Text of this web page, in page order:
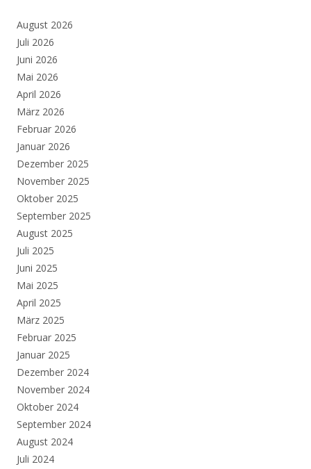
August 2026
Juli 2026
Juni 2026
Mai 2026
April 2026
März 2026
Februar 2026
Januar 2026
Dezember 2025
November 2025
Oktober 2025
September 2025
August 2025
Juli 2025
Juni 2025
Mai 2025
April 2025
März 2025
Februar 2025
Januar 2025
Dezember 2024
November 2024
Oktober 2024
September 2024
August 2024
Juli 2024